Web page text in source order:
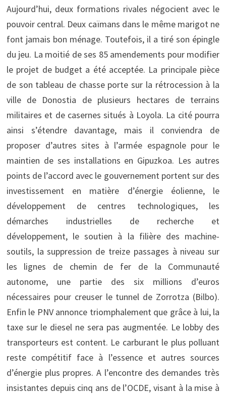
Aujourd’hui, deux formations rivales négocient avec le
pouvoir central. Deux caïmans dans le même marigot ne
font jamais bon ménage. Toutefois, il a tiré son épingle
du jeu. La moitié de ses 85 amendements pour modifier
le projet de budget a été acceptée. La principale pièce
de son tableau de chasse porte sur la rétrocession à la
ville de Donostia de plusieurs hectares de terrains
militaires et de casernes situés à Loyola. La cité pourra
ainsi s’étendre davantage, mais il conviendra de
proposer d’autres sites à l’armée espagnole pour le
maintien de ses installations en Gipuzkoa. Les autres
points de l’accord avec le gouvernement portent sur des
investissement en matière d’énergie éolienne, le
développement de centres technologiques, les
démarches industrielles de recherche et
développement, le soutien à la filière des machine-
soutils, la suppression de treize passages à niveau sur
les lignes de chemin de fer de la Communauté
autonome, une partie des six millions d’euros
nécessaires pour creuser le tunnel de Zorrotza (Bilbo).
Enfin le PNV annonce triomphalement que grâce à lui, la
taxe sur le diesel ne sera pas augmentée. Le lobby des
transporteurs est content. Le carburant le plus polluant
reste compétitif face à l’essence et autres sources
d’énergie plus propres. A l’encontre des demandes très
insistantes depuis cinq ans de l’OCDE, visant à la mise à